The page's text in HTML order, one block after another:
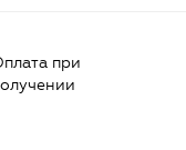
при